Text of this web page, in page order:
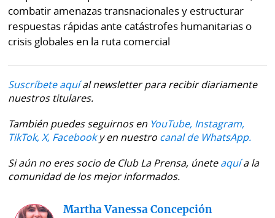
combatir amenazas transnacionales y estructurar
respuestas rápidas ante catástrofes humanitarias o
crisis globales en la ruta comercial
Suscríbete aquíal newsletter para recibir diariamente
nuestros titulares.
También puedes seguirnos en YouTube, Instagram,
TikTok, X, Facebooky en nuestro canal de WhatsApp.
Si aún no eres socio de Club La Prensa, úneteaquía la
comunidad de los mejor informados.
Martha Vanessa Concepción